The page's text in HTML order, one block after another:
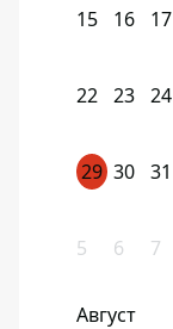
15 16 17
22 23 24
29 30 31
5 6 7
Август